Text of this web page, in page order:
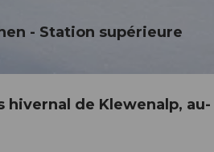
- Station supérieure
de Klewenalp, au-